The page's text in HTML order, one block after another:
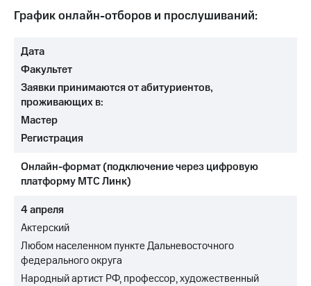
График онлайн-отборов и прослушиваний:
Дата
Факультет
Заявки принимаются от абитуриентов,
проживающих в:
Мастер
Регистрация
Онлайн-формат (подключение через цифровую
платформу МТС Линк)
4 апреля
Актерский
Любом населенном пункте Дальневосточного
федерального округа
Народный артист РФ, профессор, художественный